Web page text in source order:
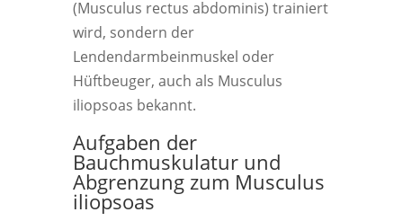
(Musculus rectus abdominis) trainiert
wird, sondern der
Lendendarmbeinmuskel oder
Hüftbeuger, auch als Musculus
iliopsoas bekannt.
Aufgaben der
Bauchmuskulatur und
Abgrenzung zum Musculus
iliopsoas